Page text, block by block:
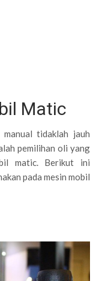
Matic
tidaklah jauh
pemilihan oli yang
matic. Berikut ini
pada mesin mobil